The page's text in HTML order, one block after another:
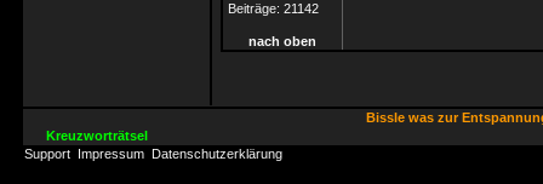
Beiträge: 21142
nach oben
Bissle was zur
Kreuzworträtsel
Support Impressum Datenschutzerklärung